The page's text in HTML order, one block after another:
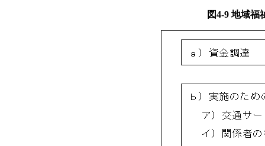
図4-9 地域福